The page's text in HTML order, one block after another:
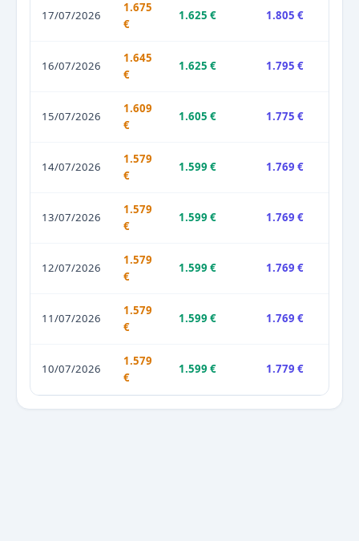
17/07/2026
1.675
€
1.625 € 1.805 €
16/07/2026
1.645
€
1.625 € 1.795 €
15/07/2026
1.609
€
1.605 € 1.775 €
14/07/2026
1.579
€
1.599 € 1.769 €
13/07/2026
1.579
€
1.599 € 1.769 €
12/07/2026
1.579
€
1.599 € 1.769 €
11/07/2026
1.579
€
1.599 € 1.769 €
10/07/2026
1.579
€
1.599 € 1.779 €